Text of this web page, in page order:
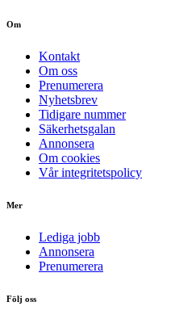
Om
Kontakt
Om oss
Prenumerera
Nyhetsbrev
Tidigare nummer
Säkerhetsgalan
Annonsera
Om cookies
Vår integritetspolicy
Mer
Lediga jobb
Annonsera
Prenumerera
Följ oss